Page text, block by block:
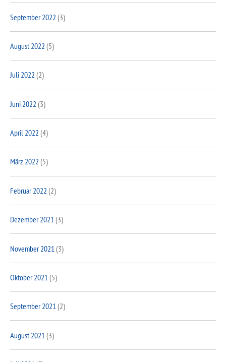
September 2022 (3)
August 2022 (5)
Juli 2022 (2)
Juni 2022 (3)
April 2022 (4)
März 2022 (5)
Februar 2022 (2)
Dezember 2021(3)
November 2021 (3)
Oktober 2021 (5)
September 2021(2)
August 2021 (3)